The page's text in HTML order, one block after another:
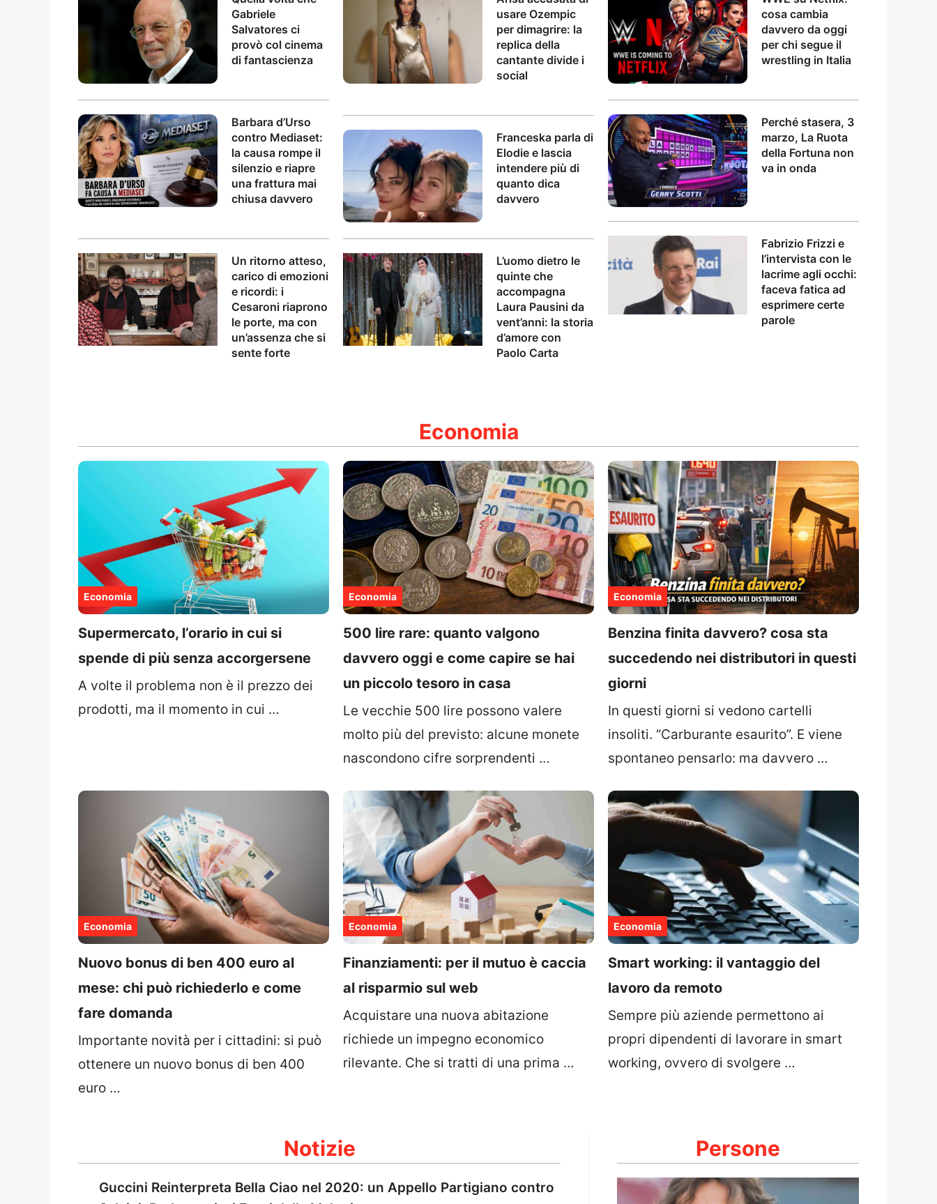
Gabriele
Salvatores ci
provò col cinema
di fantascienza
Barbara d’Urso
contro Mediaset:
la causa rompe il
silenzio e riapre
una frattura mai
chiusa davvero
Un ritorno atteso,
carico di emozioni
e ricordi: i
Cesaroni riaprono
le porte, ma con
un’assenza che si
sente forte
usare Ozempic
per dimagrire: la
replica della
cantante divide i
social
Franceska parla di
Elodie e lascia
intendere più di
quanto dica
davvero
L’uomo dietro le
quinte che
accompagna
Laura Pausini da
vent’anni: la storia
d’amore con
Paolo Carta
cosa cambia
davvero da oggi
per chi segue il
wrestling in Italia
Perché stasera, 3
marzo, La Ruota
della Fortuna non
va in onda
Fabrizio Frizzi e
l’intervista con le
lacrime agli occhi:
faceva fatica ad
esprimere certe
parole
Economia
Economia
Supermercato, l’orario in cui si
spende di più senza accorgersene
A volte il problema non è il prezzo dei
prodotti, ma il momento in cui …
Economia
500 lire rare: quanto valgono
davvero oggi e come capire se hai
un piccolo tesoro in casa
Le vecchie 500 lire possono valere
molto più del previsto: alcune monete
nascondono cifre sorprendenti …
Economia
Benzina finita davvero? cosa sta
succedendo nei distributori in questi
giorni
In questi giorni si vedono cartelli
insoliti. “Carburante esaurito”. E viene
spontaneo pensarlo: ma davvero …
Economia
Nuovo bonus di ben 400 euro al
mese: chi può richiederlo e come
fare domanda
Importante novità per i cittadini: si può
ottenere un nuovo bonus di ben 400
euro …
Economia
Finanziamenti: per il mutuo è caccia
al risparmio sul web
Acquistare una nuova abitazione
richiede un impegno economico
rilevante. Che si tratti di una prima …
Economia
Smart working: il vantaggio del
lavoro da remoto
Sempre più aziende permettono ai
propri dipendenti di lavorare in smart
working, ovvero di svolgere …
Notizie
Guccini Reinterpreta Bella Ciao nel 2020: un Appello Partigiano contro
Persone